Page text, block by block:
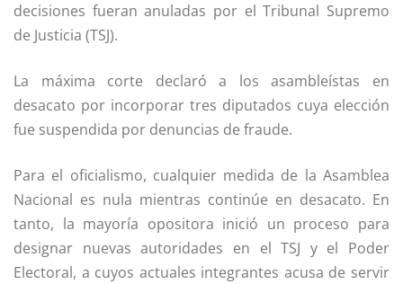
decisiones fueran anuladas por el Tribunal Supremo
de Justicia (TSJ).
La máxima corte declaró a los asambleístas en
desacato por incorporar tres diputados cuya elección
fue suspendida por denuncias de fraude.
Para el oficialismo, cualquier medida de la Asamblea
Nacional es nula mientras continúe en desacato. En
tanto, la mayoría opositora inició un proceso para
designar nuevas autoridades en el TSJ y el Poder
Electoral, a cuyos actuales integrantes acusa de servir